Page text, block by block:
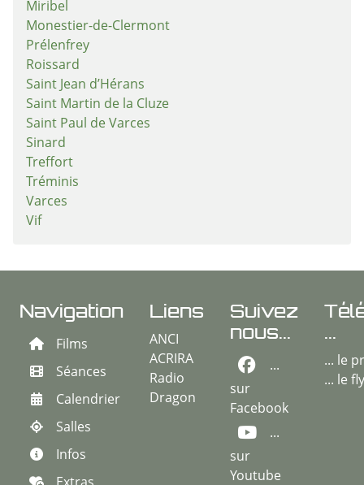
Miribel
Monestier-de-Clermont
Prélenfrey
Roissard
Saint Jean d’Hérans
Saint Martin de la Cluze
Saint Paul de Varces
Sinard
Treffort
Tréminis
Varces
Vif
Navigation
Films
Séances
Calendrier
Salles
Infos
Liens
ANCI
ACRIRA
Radio
Dragon
Suivez
nous...
...
sur
Facebook
...
sur
Youtube
...
... le
... le